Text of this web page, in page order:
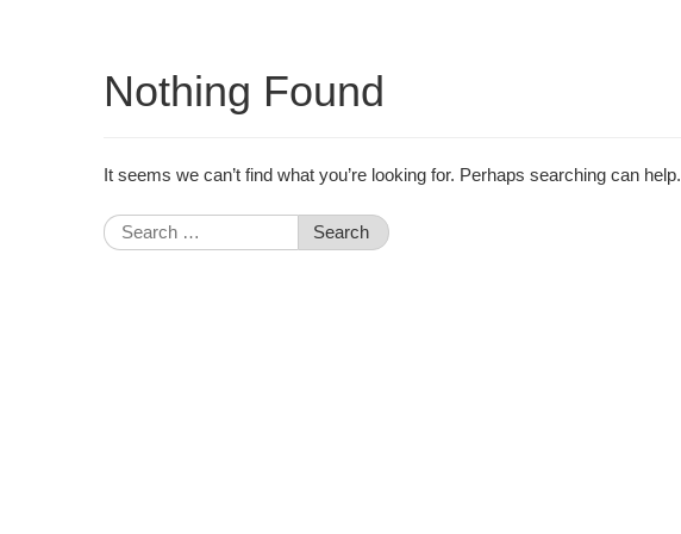
Nothing Found
It seems we can’t find what you’re looking for. Perhaps searching can help.
Search
for: